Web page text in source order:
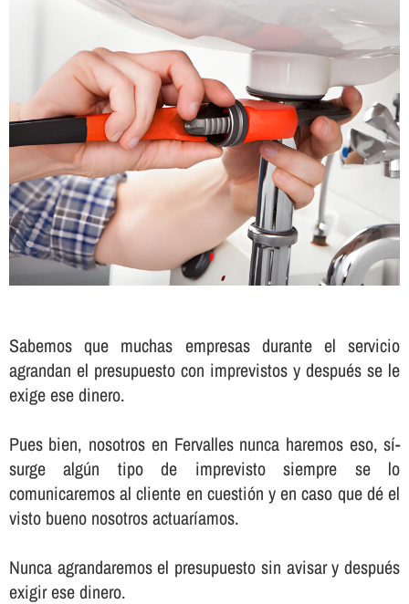
Sabemos que muchas empresas durante el servicio
agrandan el presupuesto con imprevistos y después se le
exige ese dinero.
Pues bien, nosotros en Fervalles nunca haremos eso, sí­
surge algún tipo de imprevisto siempre se lo
comunicaremos al cliente en cuestión y en caso que dé el
visto bueno nosotros actuarí­amos.
Nunca agrandaremos el presupuesto sin avisar y después
exigir ese dinero.